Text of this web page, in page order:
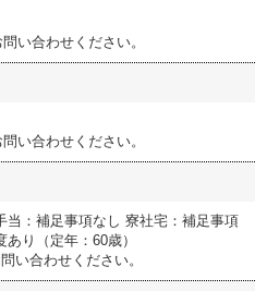
い合わせください。
い合わせください。
当：補足事項なし 寮社宅：補足事項
り（定年：60歳）
い合わせください。